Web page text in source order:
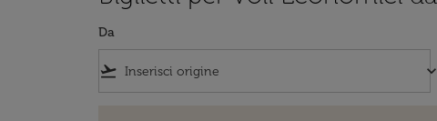
Da
flight_takeoff keyboard_arrow_down